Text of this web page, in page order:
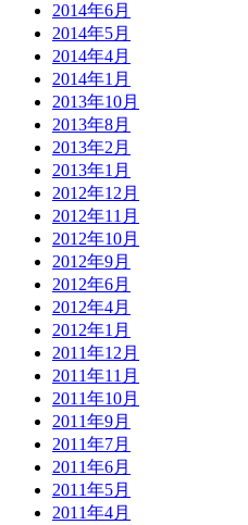
2014年6月
2014年5月
2014年4月
2014年1月
2013年10月
2013年8月
2013年2月
2013年1月
2012年12月
2012年11月
2012年10月
2012年9月
2012年6月
2012年4月
2012年1月
2011年12月
2011年11月
2011年10月
2011年9月
2011年7月
2011年6月
2011年5月
2011年4月